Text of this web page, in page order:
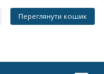
Переглянути кошик